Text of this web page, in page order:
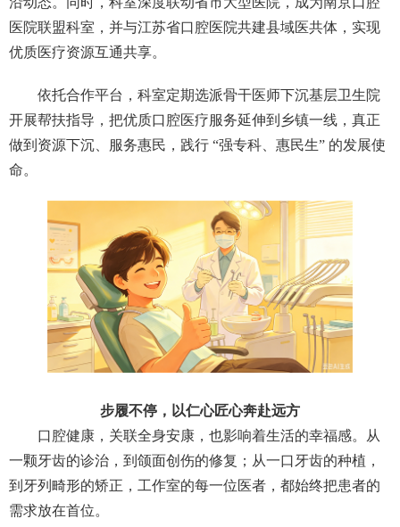
医院联盟科室，并与江苏省口腔医院共建县域医共体，实现
优质医疗资源互通共享。
依托合作平台，科室定期选派骨干医师下沉基层卫生院
开展帮扶指导，把优质口腔医疗服务延伸到乡镇一线，真正
做到资源下沉、服务惠民，践行 “强专科、惠民生” 的发展使
命。
步履不停，以仁心匠心奔赴远方
口腔健康，关联全身安康，也影响着生活的幸福感。从
一颗牙齿的诊治，到颌面创伤的修复；从一口牙齿的种植，
到牙列畸形的矫正，工作室的每一位医者，都始终把患者的
需求放在首位。